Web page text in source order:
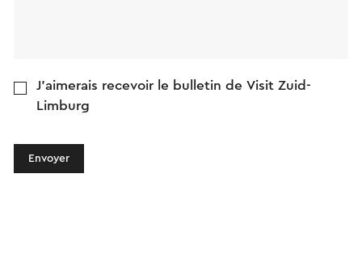
J'aimerais recevoir le bulletin de Visit Zuid-
Limburg
Envoyer